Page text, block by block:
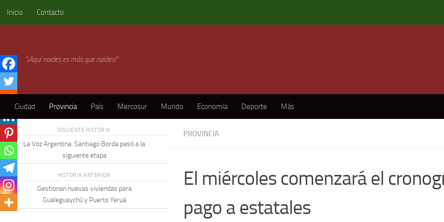
Skip to content
Inicio Contacto
"¡Aquí naides es más que naides!"
Ciudad Provincia País Mercosur Mundo Economía Deporte Más
PROVINCIA
El miércoles comenzará el
pago a estatales
SIGUIENTE HISTORIA
La Voz Argentina: Santiago Borda pasó a la
siguiente etapa
HISTORIA ANTERIOR
Gestionan nuevas viviendas para
Gualeguaychú y Puerto Yeruá